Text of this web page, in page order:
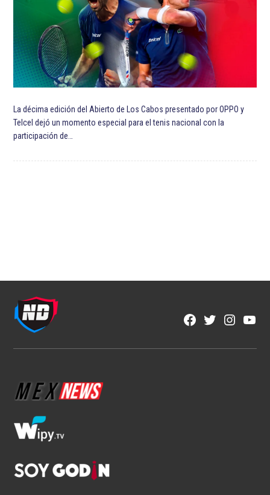
Tottenham Hotspur Football Club